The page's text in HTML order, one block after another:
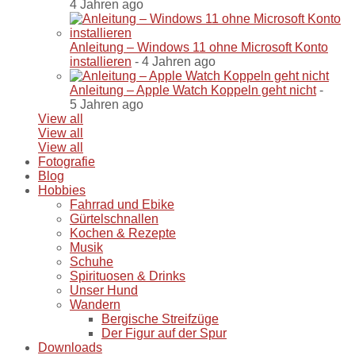
4 Jahren ago
Anleitung – Windows 11 ohne Microsoft Konto
installieren - 4 Jahren ago
Anleitung – Apple Watch Koppeln geht nicht-
5 Jahren ago
View all
View all
View all
Fotografie
Blog
Hobbies
Fahrrad und Ebike
Gürtelschnallen
Kochen & Rezepte
Musik
Schuhe
Spirituosen & Drinks
Unser Hund
Wandern
Bergische Streifzüge
Der Figur auf der Spur
Downloads